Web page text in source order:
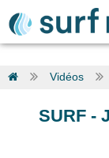
Vidéos
SURF -